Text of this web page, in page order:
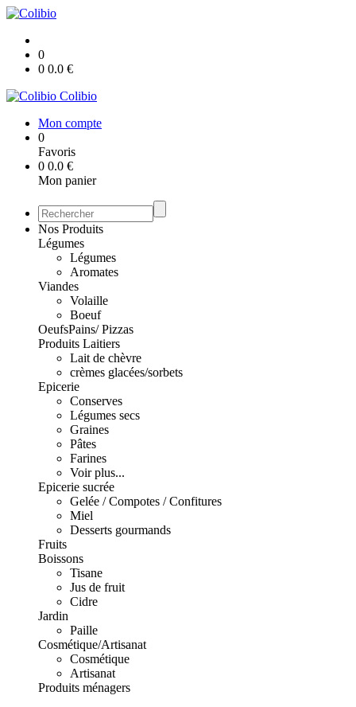
0
0 0.0 €
Colibio
Mon compte
0
Favoris
0 0.0 €
Mon panier
Nos Produits
Légumes
Légumes
Aromates
Viandes
Volaille
Boeuf
OeufsPains/ Pizzas
Produits Laitiers
Lait de chèvre
crèmes glacées/sorbets
Epicerie
Conserves
Légumes secs
Graines
Pâtes
Farines
Voir plus...
Epicerie sucrée
Gelée / Compotes / Confitures
Miel
Desserts gourmands
Fruits
Boissons
Tisane
Jus de fruit
Cidre
Jardin
Paille
Cosmétique/Artisanat
Cosmétique
Artisanat
Produits ménagers